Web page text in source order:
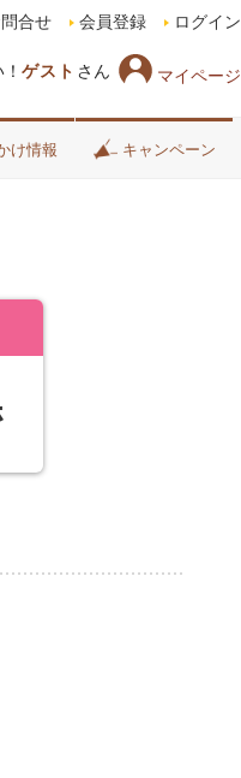
ゲスト さん マイページ
合せ 会員登録 ログイン
け情報 キャンペーン